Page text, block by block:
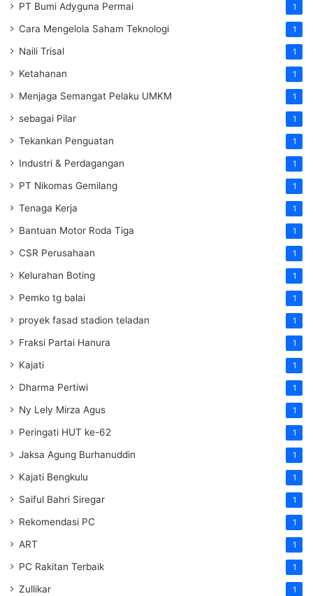
PT Bumi Adyguna Permai 1
Cara Mengelola Saham Teknologi 1
Naili Trisal 1
Ketahanan 1
Menjaga Semangat Pelaku UMKM 1
sebagai Pilar 1
Tekankan Penguatan 1
Industri & Perdagangan 1
PT Nikomas Gemilang 1
Tenaga Kerja 1
Bantuan Motor Roda Tiga 1
CSR Perusahaan 1
Kelurahan Boting 1
Pemko tg balai 1
proyek fasad stadion teladan 1
Fraksi Partai Hanura 1
Kajati 1
Dharma Pertiwi 1
Ny Lely Mirza Agus 1
Peringati HUT ke-62 1
Jaksa Agung Burhanuddin 1
Kajati Bengkulu 1
Saiful Bahri Siregar 1
Rekomendasi PC 1
ART 1
PC Rakitan Terbaik 1
Zullikar 1